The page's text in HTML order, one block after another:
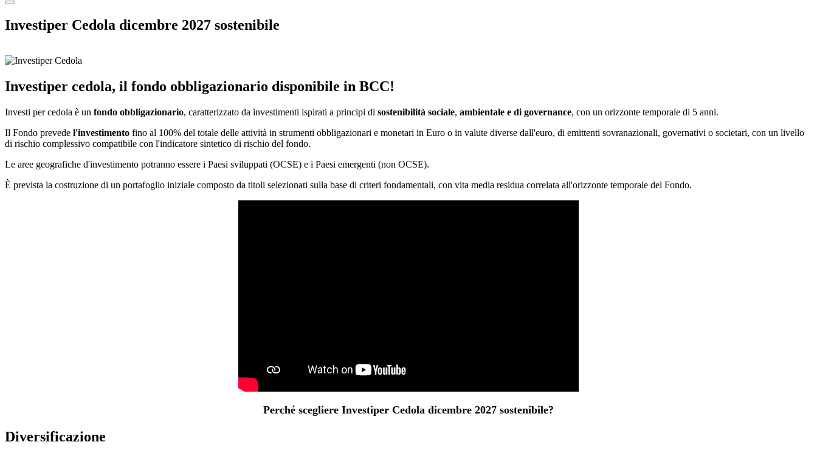
Investiper Cedola dicembre 2027 sostenibile
Investiper cedola, il fondo obbligazionario disponibile in BCC!
Investi per cedola è un fondo obbligazionario, caratterizzato da investimenti ispirati a principi di sostenibilità sociale, ambientale e di governance, con un orizzonte temporale di 5 anni.
Il Fondo prevede l'investimento fino al 100% del totale delle attività in strumenti obbligazionari e monetari in Euro o in valute diverse dall'euro, di emittenti sovranazionali, governativi o societari, con un livello
di rischio complessivo compatibile con l'indicatore sintetico di rischio del fondo.
Le aree geografiche d'investimento potranno essere i Paesi sviluppati (OCSE) e i Paesi emergenti (non OCSE).
È prevista la costruzione di un portafoglio iniziale composto da titoli selezionati sulla base di criteri fondamentali, con vita media residua correlata all'orizzonte temporale del Fondo.
Perché scegliere Investiper Cedola dicembre 2027 sostenibile?
Diversificazione